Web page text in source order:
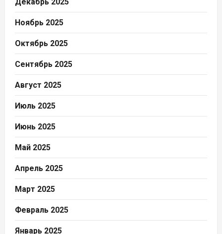
Декабрь 2025
Ноябрь 2025
Октябрь 2025
Сентябрь 2025
Август 2025
Июль 2025
Июнь 2025
Май 2025
Апрель 2025
Март 2025
Февраль 2025
Январь 2025